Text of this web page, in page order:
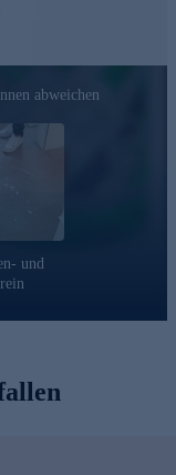
abweichen
und